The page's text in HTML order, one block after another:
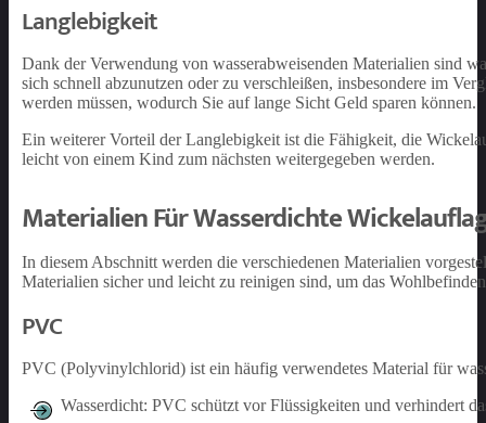
Langlebigkeit
Dank der Verwendung von wasserabweisenden Materialien sind
sich schnell abzunutzen oder zu verschleißen, insbesondere im
werden müssen, wodurch Sie auf lange Sicht Geld sparen können.
Ein weiterer Vorteil der Langlebigkeit ist die Fähigkeit, die
leicht von einem Kind zum nächsten weitergegeben werden.
Materialien Für Wasserdichte
In diesem Abschnitt werden die verschiedenen Materialien
Materialien sicher und leicht zu reinigen sind, um das
PVC
PVC (Polyvinylchlorid) ist ein häufig verwendetes Material für
Wasserdicht: PVC schützt vor Flüssigkeiten und verhindert